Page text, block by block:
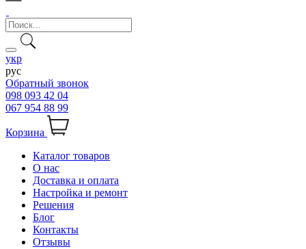
укр
рус
Обратный звонок
098 093 42 04
067 954 88 99
Корзина
Каталог товаров
О нас
Доставка и оплата
Настройка и ремонт
Решения
Блог
Контакты
Отзывы